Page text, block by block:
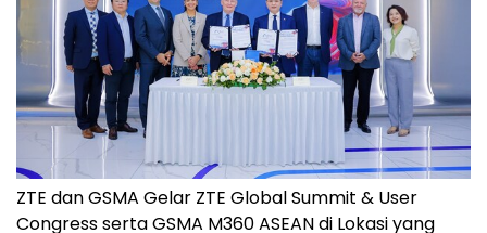
ZTE dan GSMA Gelar ZTE Global Summit & User
Congress serta GSMA M360 ASEAN di Lokasi yang